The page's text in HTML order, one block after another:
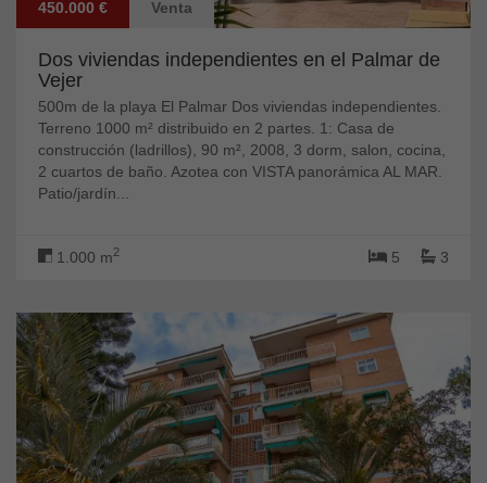
450.000 € Venta
Dos viviendas independientes en el Palmar de
Vejer
500m de la playa El Palmar Dos viviendas independientes.
Terreno 1000 m² distribuido en 2 partes. 1: Casa de
construcción (ladrillos), 90 m², 2008, 3 dorm, salon, cocina,
2 cuartos de baño. Azotea con VISTA panorámica AL MAR.
Patio/jardín...
1.000 m2 5 3